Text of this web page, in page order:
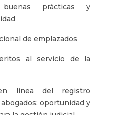
buenas prácticas y
de emplazados
al servicio de la
línea del registro
oportunidad y